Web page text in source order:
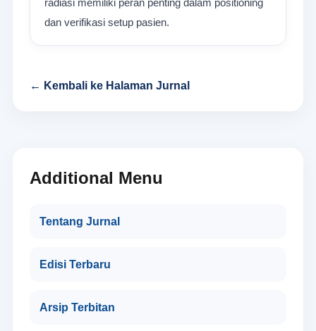
radiasi memiliki peran penting dalam positioning
dan verifikasi setup pasien.
← Kembali ke Halaman Jurnal
Additional Menu
Tentang Jurnal
Edisi Terbaru
Arsip Terbitan